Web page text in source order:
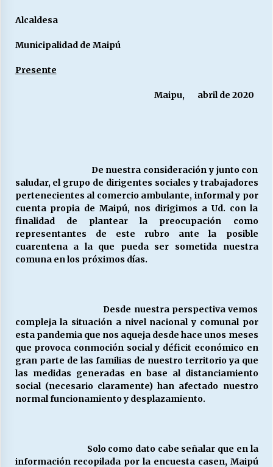
Alcaldesa
Municipalidad de Maipú
Presente
Maipu, abril de 2020
De nuestra consideración y junto con
saludar, el grupo de dirigentes sociales y trabajadores
pertenecientes al comercio ambulante, informal y por
cuenta propia de Maipú, nos dirigimos a Ud. con la
finalidad de plantear la preocupación como
representantes de este rubro ante la posible
cuarentena a la que pueda ser sometida nuestra
comuna en los próximos días.
Desde nuestra perspectiva vemos
compleja la situación a nivel nacional y comunal por
esta pandemia que nos aqueja desde hace unos meses
que provoca conmoción social y déficit económico en
gran parte de las familias de nuestro territorio ya que
las medidas generadas en base al distanciamiento
social (necesario claramente) han afectado nuestro
normal funcionamiento y desplazamiento.
Solo como dato cabe señalar que en la
información recopilada por la encuesta casen, Maipú